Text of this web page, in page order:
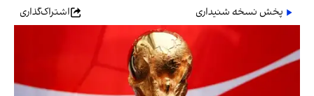
پخش نسخه شنیداری
اشتراک‌گذاری